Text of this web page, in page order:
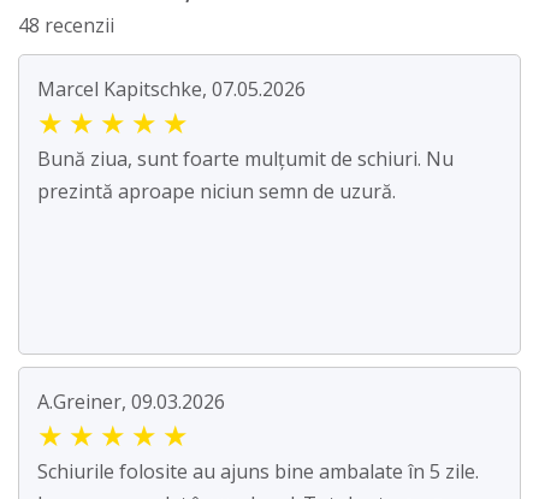
48 recenzii
Marcel Kapitschke, 07.05.2026
★ ★ ★ ★ ★
Bună ziua, sunt foarte mulțumit de schiuri. Nu
prezintă aproape niciun semn de uzură.
A.Greiner, 09.03.2026
★ ★ ★ ★ ★
Schiurile folosite au ajuns bine ambalate în 5 zile.